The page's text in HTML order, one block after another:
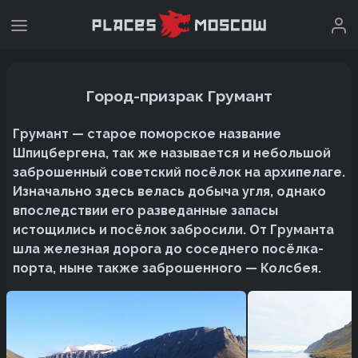
Город-призрак Грумант
Грумант — старое поморское название
Шпицбергена, так же называется и небольшой
заброшенный советский посёлок на архипелаге.
Изначально здесь велась добыча угля, однако
впоследствии его разведанные запасы
истощились и посёлок забросили. От Груманта
шла железная дорога до соседнего посёлка-
порта, ныне также заброшенного — Колсбея.